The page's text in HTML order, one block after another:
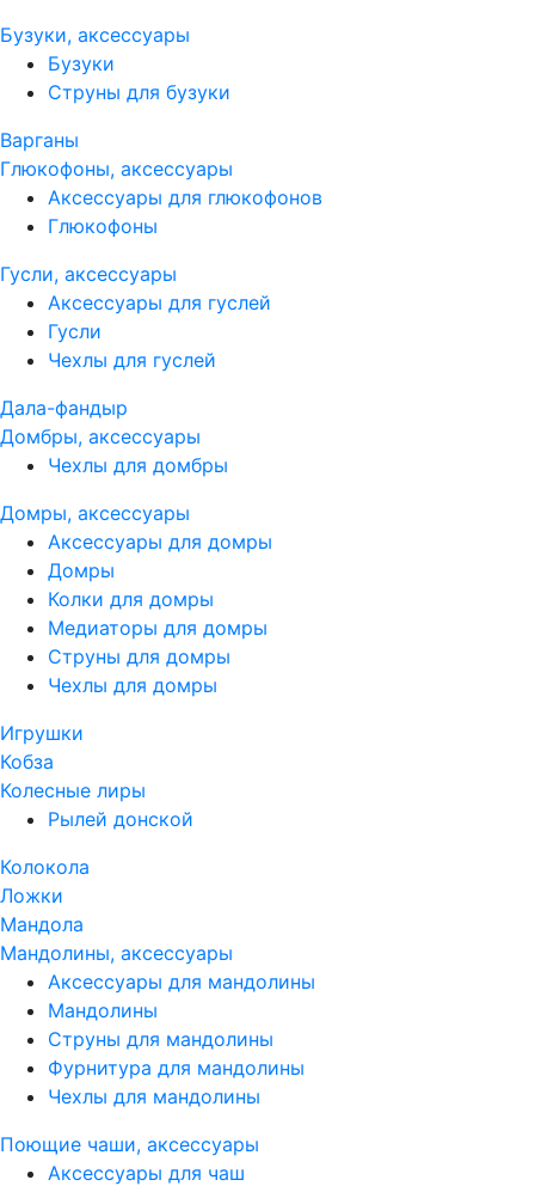
Бузуки, аксессуары
Бузуки
Струны для бузуки
Варганы
Глюкофоны, аксессуары
Аксессуары для глюкофонов
Глюкофоны
Гусли, аксессуары
Аксессуары для гуслей
Гусли
Чехлы для гуслей
Дала-фандыр
Домбры, аксессуары
Чехлы для домбры
Домры, аксессуары
Аксессуары для домры
Домры
Колки для домры
Медиаторы для домры
Струны для домры
Чехлы для домры
Игрушки
Кобза
Колесные лиры
Рылей донской
Колокола
Ложки
Мандола
Мандолины, аксессуары
Аксессуары для мандолины
Мандолины
Струны для мандолины
Фурнитура для мандолины
Чехлы для мандолины
Поющие чаши, аксессуары
Аксессуары для чаш